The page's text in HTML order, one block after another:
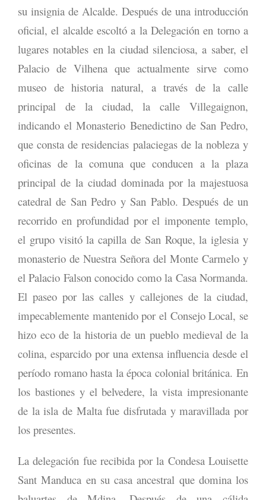
su insignia de Alcalde. Después de una introducción
oficial, el alcalde escoltó a la Delegación en torno a
lugares notables en la ciudad silenciosa, a saber, el
Palacio de Vilhena que actualmente sirve como
museo de historia natural, a través de la calle
principal de la ciudad, la calle Villegaignon,
indicando el Monasterio Benedictino de San Pedro,
que consta de residencias palaciegas de la nobleza y
oficinas de la comuna que conducen a la plaza
principal de la ciudad dominada por la majestuosa
catedral de San Pedro y San Pablo. Después de un
recorrido en profundidad por el imponente templo,
el grupo visitó la capilla de San Roque, la iglesia y
monasterio de Nuestra Señora del Monte Carmelo y
el Palacio Falson conocido como la Casa Normanda.
El paseo por las calles y callejones de la ciudad,
impecablemente mantenido por el Consejo Local, se
hizo eco de la historia de un pueblo medieval de la
colina, esparcido por una extensa influencia desde el
período romano hasta la época colonial británica. En
los bastiones y el belvedere, la vista impresionante
de la isla de Malta fue disfrutada y maravillada por
los presentes.
La delegación fue recibida por la Condesa Louisette
Sant Manduca en su casa ancestral que domina los